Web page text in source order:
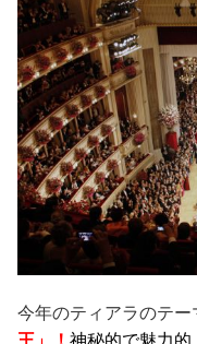
今年のティアラのテ